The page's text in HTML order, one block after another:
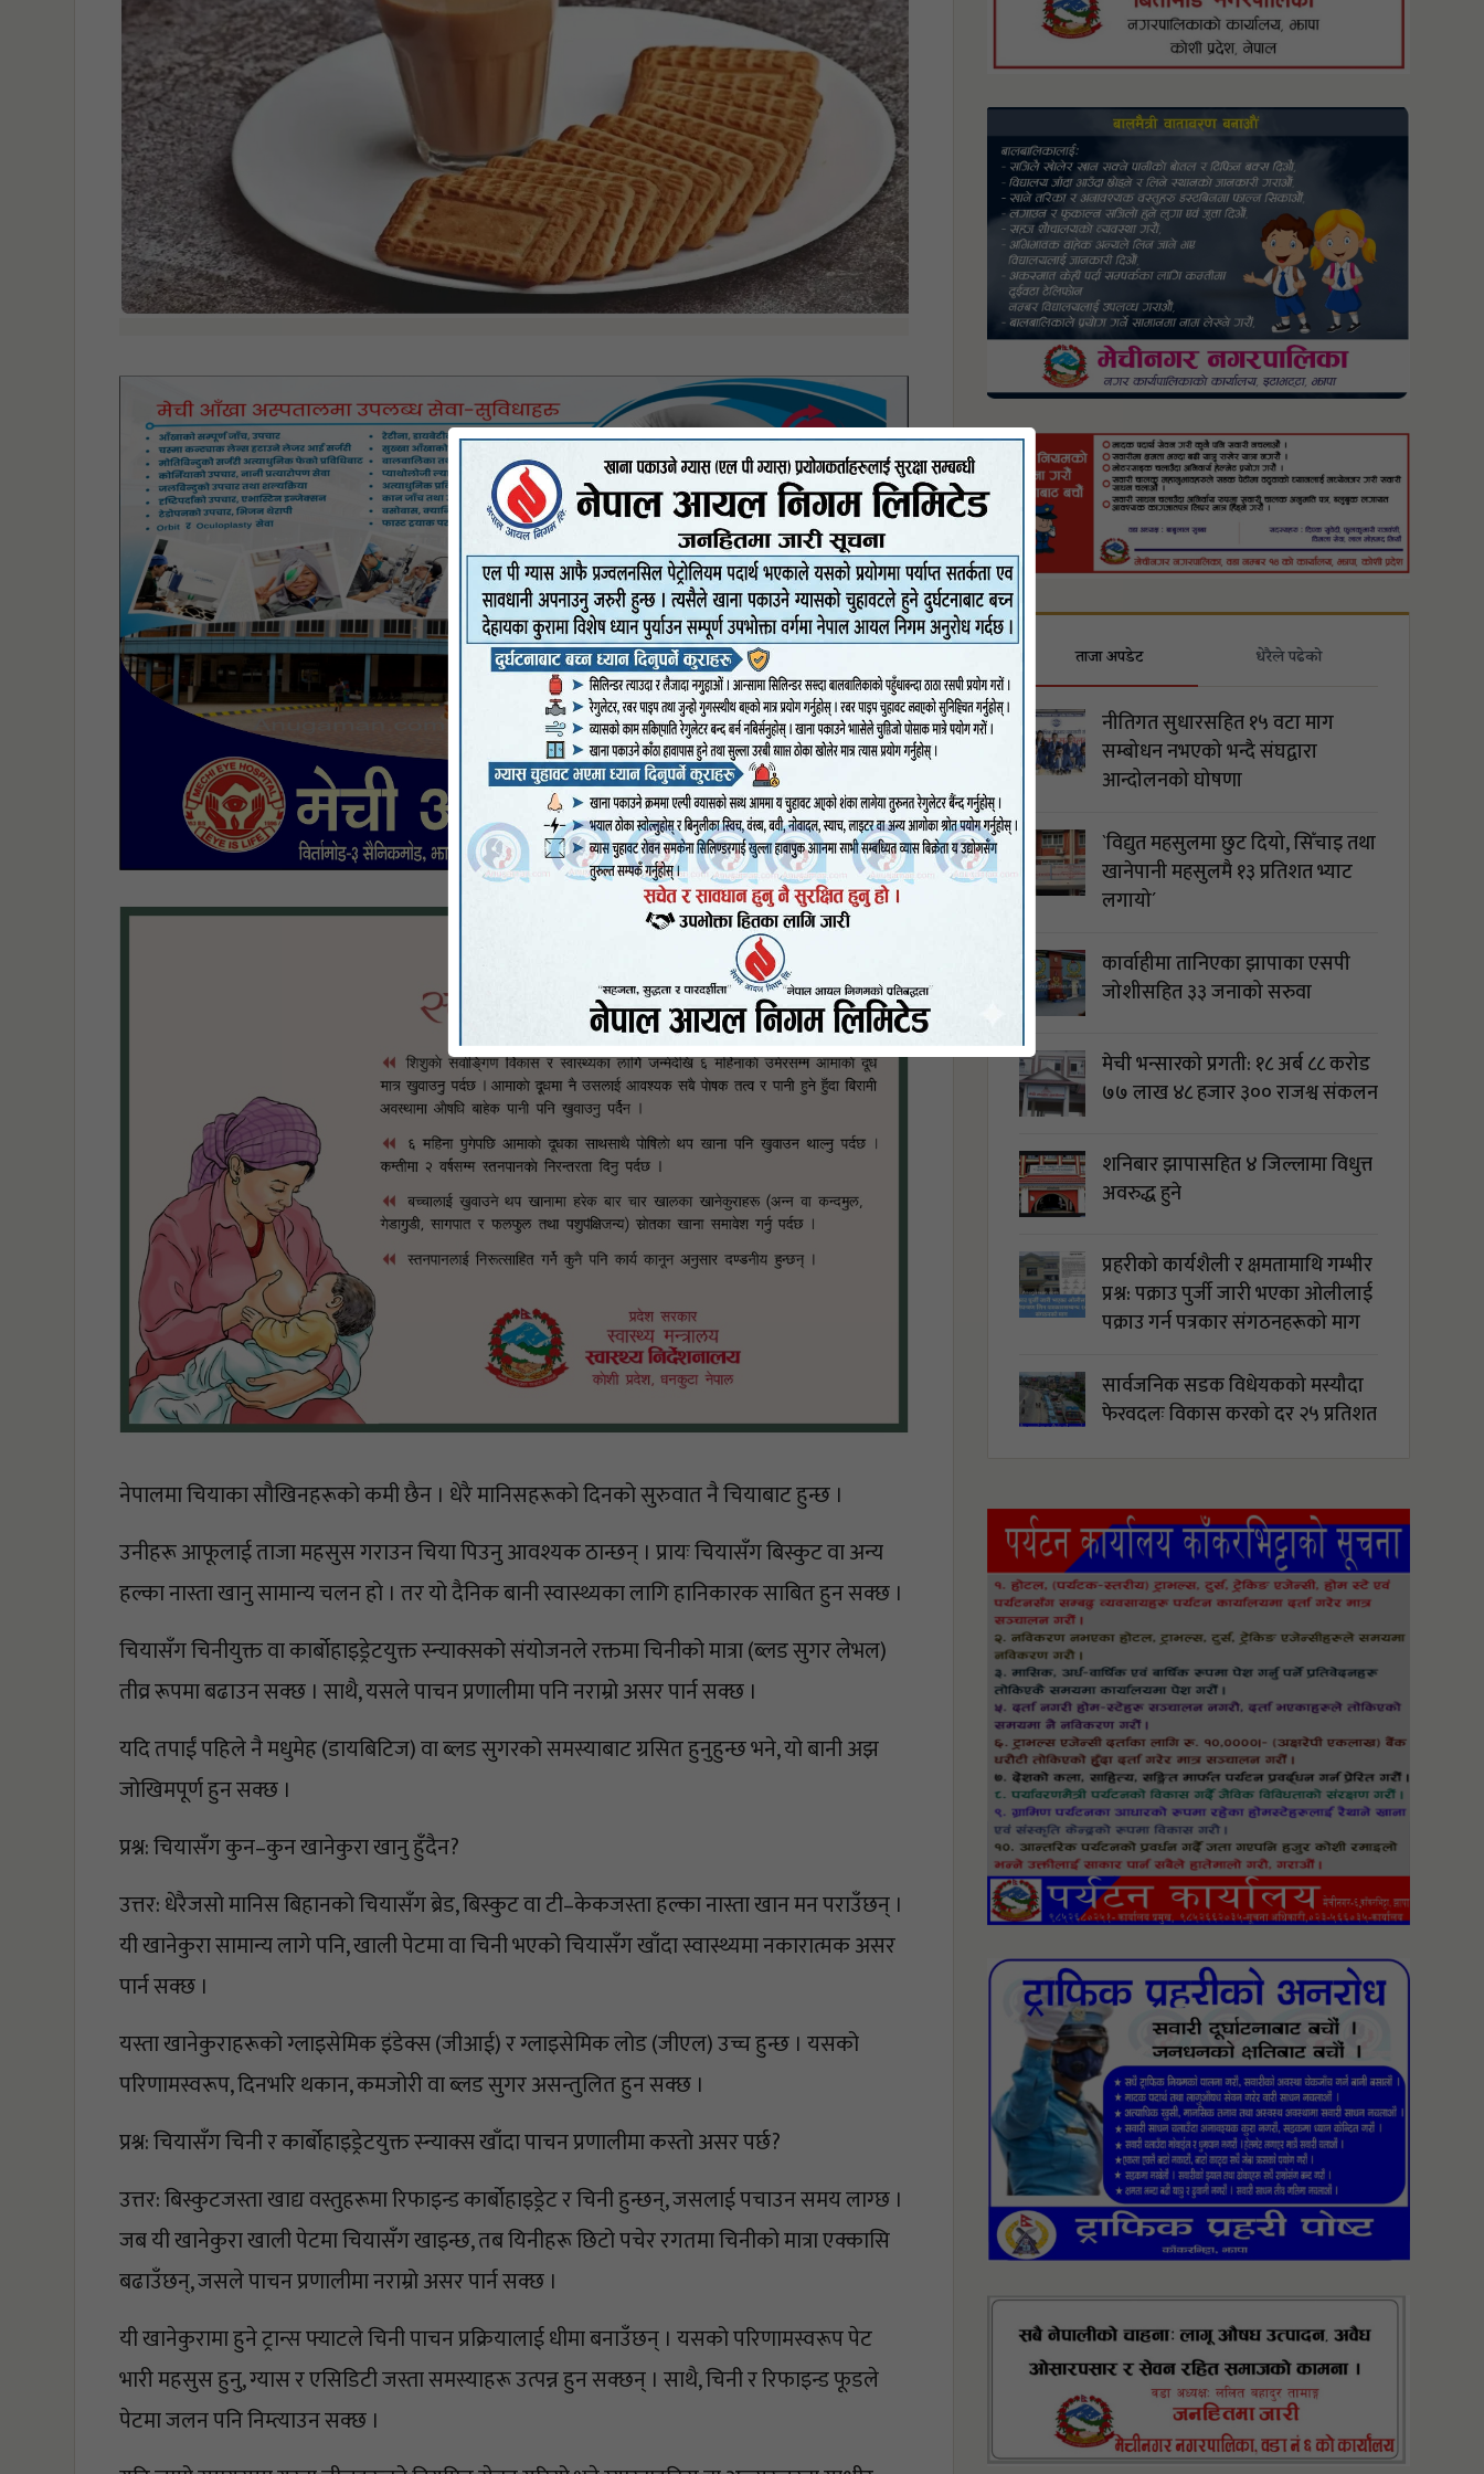
नेपालमा चियाका सौखिनहरूको कमी छैन । धेरै मानिसहरूको दिनको सुरुवात नै चियाबाट हुन्छ ।
उनीहरू आफूलाई ताजा महसुस गराउन चिया पिउनु आवश्यक ठान्छन् । प्रायः चियासँग बिस्कुट वा अन्य
हल्का नास्ता खानु सामान्य चलन हो । तर यो दैनिक बानी स्वास्थ्यका लागि हानिकारक साबित हुन सक्छ ।
चियासँग चिनीयुक्त वा कार्बोहाइड्रेटयुक्त स्न्याक्सको संयोजनले रक्तमा चिनीको मात्रा (ब्लड सुगर लेभल)
तीव्र रूपमा बढाउन सक्छ । साथै, यसले पाचन प्रणालीमा पनि नराम्रो असर पार्न सक्छ ।
यदि तपाईं पहिले नै मधुमेह (डायबिटिज) वा ब्लड सुगरको समस्याबाट ग्रसित हुनुहुन्छ भने, यो बानी अझ
जोखिमपूर्ण हुन सक्छ ।
प्रश्न: चियासँग कुन–कुन खानेकुरा खानु हुँदैन?
उत्तर: धेरैजसो मानिस बिहानको चियासँग ब्रेड, बिस्कुट वा टी–केकजस्ता हल्का नास्ता खान मन पराउँछन् ।
यी खानेकुरा सामान्य लागे पनि, खाली पेटमा वा चिनी भएको चियासँग खाँदा स्वास्थ्यमा नकारात्मक असर
पार्न सक्छ ।
यस्ता खानेकुराहरूको ग्लाइसेमिक इंडेक्स (जीआई) र ग्लाइसेमिक लोड (जीएल) उच्च हुन्छ । यसको
परिणामस्वरूप, दिनभरि थकान, कमजोरी वा ब्लड सुगर असन्तुलित हुन सक्छ ।
प्रश्न: चियासँग चिनी र कार्बोहाइड्रेटयुक्त स्न्याक्स खाँदा पाचन प्रणालीमा कस्तो असर पर्छ?
उत्तर: बिस्कुटजस्ता खाद्य वस्तुहरूमा रिफाइन्ड कार्बोहाइड्रेट र चिनी हुन्छन्, जसलाई पचाउन समय लाग्छ ।
जब यी खानेकुरा खाली पेटमा चियासँग खाइन्छ, तब यिनीहरू छिटो पचेर रगतमा चिनीको मात्रा एक्कासि
बढाउँछन्, जसले पाचन प्रणालीमा नराम्रो असर पार्न सक्छ ।
यी खानेकुरामा हुने ट्रान्स फ्याटले चिनी पाचन प्रक्रियालाई धीमा बनाउँछन् । यसको परिणामस्वरूप पेट
भारी महसुस हुनु, ग्यास र एसिडिटी जस्ता समस्याहरू उत्पन्न हुन सक्छन् । साथै, चिनी र रिफाइन्ड फूडले
पेटमा जलन पनि निम्त्याउन सक्छ ।
ताजा अपडेट धेरैले पढेको
नीतिगत सुधारसहित १५ वटा माग
सम्बोधन नभएको भन्दै संघद्वारा
आन्दोलनको घोषणा
`विद्युत महसुलमा छुट दियो, सिँचाइ तथा
खानेपानी महसुलमै १३ प्रतिशत भ्याट
लगायो´
कार्वाहीमा तानिएका झापाका एसपी
जोशीसहित ३३ जनाको सरुवा
मेची भन्सारको प्रगती: १८ अर्ब ८८ करोड
७७ लाख ४८ हजार ३०० राजश्व संकलन
शनिबार झापासहित ४ जिल्लामा विधुत्त
अवरुद्ध हुने
प्रहरीको कार्यशैली र क्षमतामाथि गम्भीर
प्रश्न: पक्राउ पुर्जी जारी भएका ओलीलाई
पक्राउ गर्न पत्रकार संगठनहरूको माग
सार्वजनिक सडक विधेयकको मस्यौदा
फेरवदलः विकास करको दर २५ प्रतिशत
अबैध सामान बरामद: `घरवेटीको नाम
सार्वजनिक गर्ने प्रहरीले ब्यापारीको नाम
किन सार्वजनिक गर्दैन ?´
आयात प्रतिस्थापनसँगै एउटै पोलमा करिब
१३ हजार ३ सय रुपैयाँ लागत घट्यो
छालालाई ध्यान नदिई नुहाउँदा यि समस्या
आउन सक्छ
मेचीनगरबाट १८ लाख ७४ हजार ९१०
रुपैयाँको अबैध सामान नियन्त्रण
सरकारद्वारा १ सय ५० युनिटमाथि ५
प्रतिशत भ्याट लगाउने तयारी
फरार रहेका नितेश ओलीले पत्रकारमाथि
धम्की र चरित्रहत्या गर्यो, पक्राउ गर्न
प्रहरीलाई आग्रह
ग्यासभित्र लेदो कसरी पस्यो ?
रोमनियामा रेल दुर्घटना: दुई जना नेपाली
स्कुल बस दुर्घटना: पाँच
बालबालिकासहित ६ जना घाइते
मतदाता नामावली अद्यावधिक गर्न